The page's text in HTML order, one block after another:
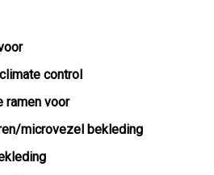
control
ramen voor
microvezel bekleding